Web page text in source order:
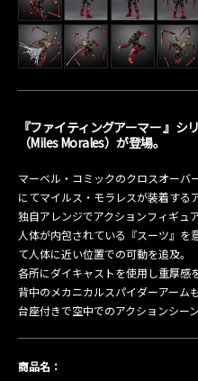
『ファイティングアーマー 』シ
（Miles Morales）が登場。
マーベル・コミックのクロスオーバ
にてマイルス・モラレスが装着する
独自アレンジでアクションフィギュ
人体が内包されている『スーツ』を
て人体に近い位置での可動を追及。
各所にダイキャストを使用し重厚感
背中のメカニカルスパイダーアームも
台座付きで空中でのアクションシー
商品名：